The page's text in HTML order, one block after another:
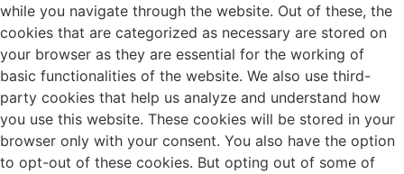
while you navigate through the website. Out of these, the
cookies that are categorized as necessary are stored on
your browser as they are essential for the working of
basic functionalities of the website. We also use third-
party cookies that help us analyze and understand how
you use this website. These cookies will be stored in your
browser only with your consent. You also have the option
to opt-out of these cookies. But opting out of some of